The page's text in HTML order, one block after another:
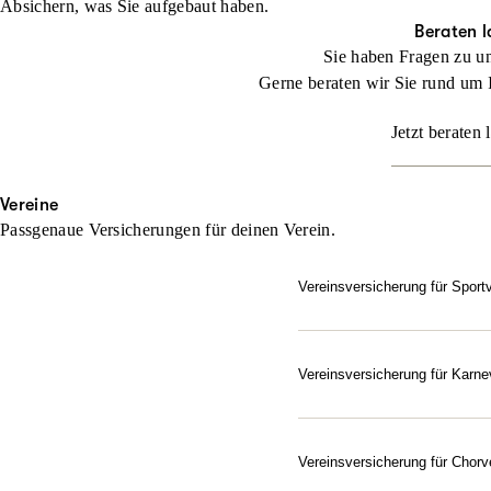
Absichern, was Sie aufgebaut haben.
Beraten
Sie haben Fragen zu
Gerne beraten wir Sie rund um
Jetzt beraten
Vereine
Passgenaue Versicherungen für deinen Verein.
Vereinsversicherung für
und ihn exakt auf die
Beraten lassen
Vereinsversicherung für
Karnevals- und
Vereinsversicherung für